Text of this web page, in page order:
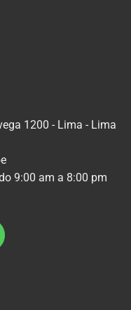
1200 - Lima - Lima
9:00 am a 8:00 pm